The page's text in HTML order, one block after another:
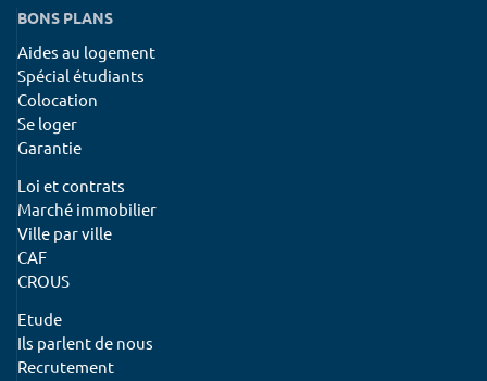
BONS PLANS
Aides au logement
Spécial étudiants
Colocation
Se loger
Garantie
Loi et contrats
Marché immobilier
Ville par ville
CAF
CROUS
Etude
Ils parlent de nous
Recrutement